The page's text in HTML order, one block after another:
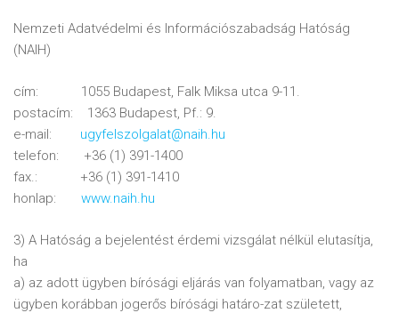
Nemzeti Adatvédelmi és Információszabadság Hatóság
(NAIH)
cím: 1055 Budapest, Falk Miksa utca 9-11.
postacím: 1363 Budapest, Pf.: 9.
e-mail: ugyfelszolgalat@naih.hu
telefon: +36 (1) 391-1400
fax.: +36 (1) 391-1410
honlap: www.naih.hu
3) A Hatóság a bejelentést érdemi vizsgálat nélkül elutasítja,
ha
a) az adott ügyben bírósági eljárás van folyamatban, vagy az
ügyben korábban jogerős bírósági határo-zat született,